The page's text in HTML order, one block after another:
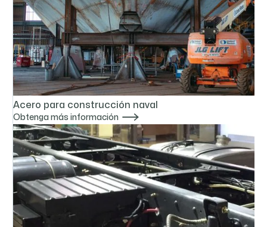
Acero para construcción naval
Obtenga más información 